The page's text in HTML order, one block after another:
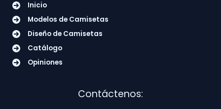
Inicio
Modelos de Camisetas
Diseño de Camisetas
Catálogo
Opiniones
Contáctenos: